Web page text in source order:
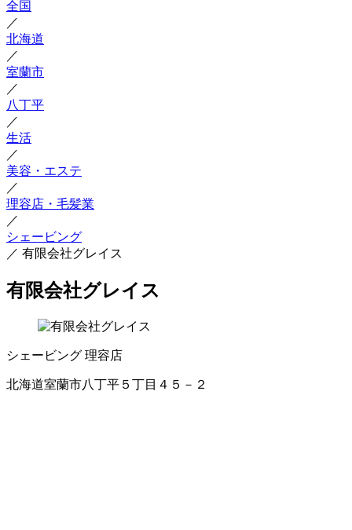
全国
／
北海道
／
室蘭市
／
八丁平
／
生活
／
美容・エステ
／
理容店・毛髪業
／
シェービング
／ 有限会社グレイス
有限会社グレイス
シェービング 理容店
北海道室蘭市八丁平５丁目４５－２